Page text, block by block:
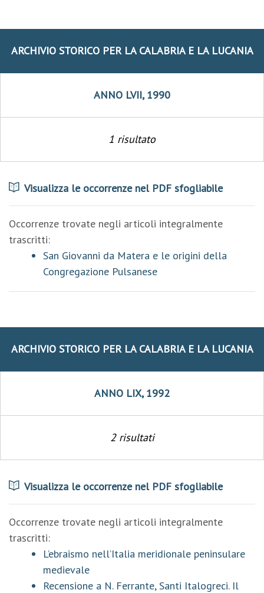
ARCHIVIO STORICO PER LA CALABRIA E LA LUCANIA
ANNO LVII, 1990
1 risultato
Visualizza le occorrenze nel PDF sfogliabile
Occorrenze trovate negli articoli integralmente
trascritti:
San Giovanni da Matera e le origini della
Congregazione Pulsanese
ARCHIVIO STORICO PER LA CALABRIA E LA LUCANIA
ANNO LIX, 1992
2 risultati
Visualizza le occorrenze nel PDF sfogliabile
Occorrenze trovate negli articoli integralmente
trascritti:
L’ebraismo nell’Italia meridionale peninsulare
medievale
Recensione a N. Ferrante, Santi Italogreci. Il